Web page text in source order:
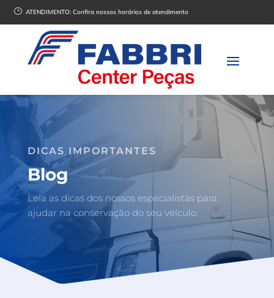
} ATENDIMENTO:Confira nossos horários de atendimento
DICAS IMPORTANTES
Blog
Leia as dicas dos nossos especialistas para
ajudar na conservação do seu veículo.